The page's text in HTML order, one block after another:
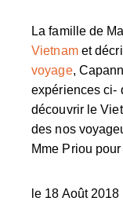
La famille de
Vietnamet
voyage,
expériences ci-
découvrir le
des nos
Mme Priou
le 18 Août 2018